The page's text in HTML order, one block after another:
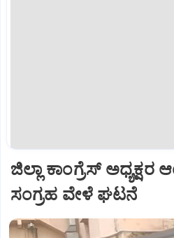
ಜಿಲ್ಲಾ ಕಾಂಗ್ರೆಸ್
ಸಂಗ್ರಹ ವೇಳೆ ಘಟನೆ